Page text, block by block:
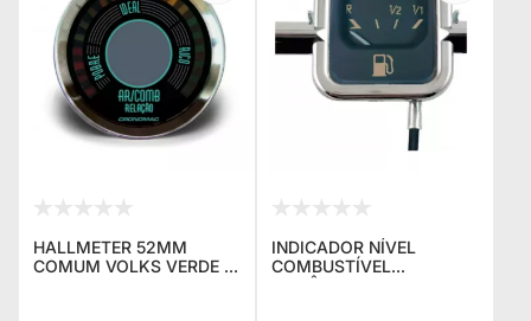
HALLMETER 52MM
COMUM VOLKS VERDE -
INDICADOR NÍVEL
COMBUSTÍVEL
MECÂNICO 52MM VW